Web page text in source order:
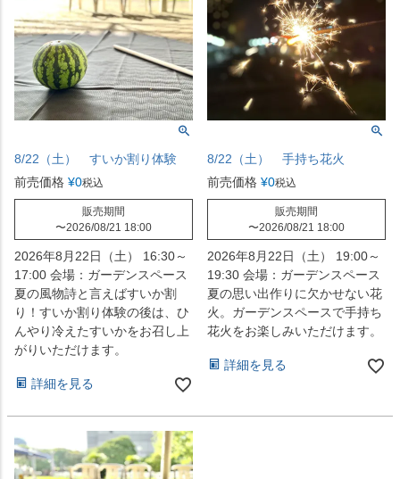
8/22（土） すいか割り体験
前売価格 ¥0税込
販売期間
〜2026/08/21 18:00
2026年8月22日（土） 16:30～
17:00 会場：ガーデンスペース
夏の風物詩と言えばすいか割
り！すいか割り体験の後は、ひ
んやり冷えたすいかをお召し上
がりいただけます。
詳細を見る
8/22（土） 手持ち花火
前売価格 ¥0税込
販売期間
〜2026/08/21 18:00
2026年8月22日（土） 19:00～
19:30 会場：ガーデンスペース
夏の思い出作りに欠かせない花
火。ガーデンスペースで手持ち
花火をお楽しみいただけます。
詳細を見る